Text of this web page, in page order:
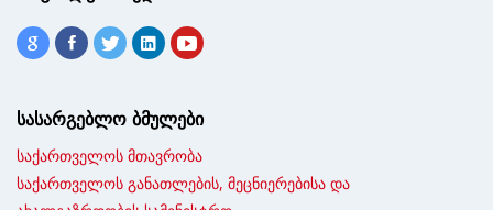
სასარგებლო ბმულები
საქართველოს მთავრობა
საქართველოს განათლების, მეცნიერებისა და